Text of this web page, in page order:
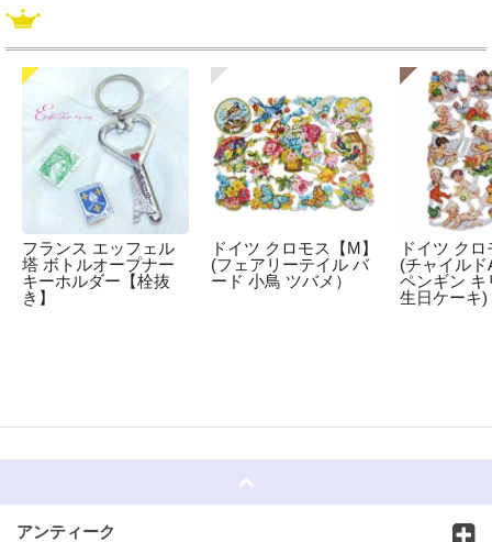
フランス エッフェル
塔 ボトルオープナー
キーホルダー【栓抜
き】
ドイツ クロモス【M】
(フェアリーテイル バ
ード 小鳥 ツバメ）
ドイツ ク
(チャイルド
ペンギン キ
生日ケーキ)
アンティーク